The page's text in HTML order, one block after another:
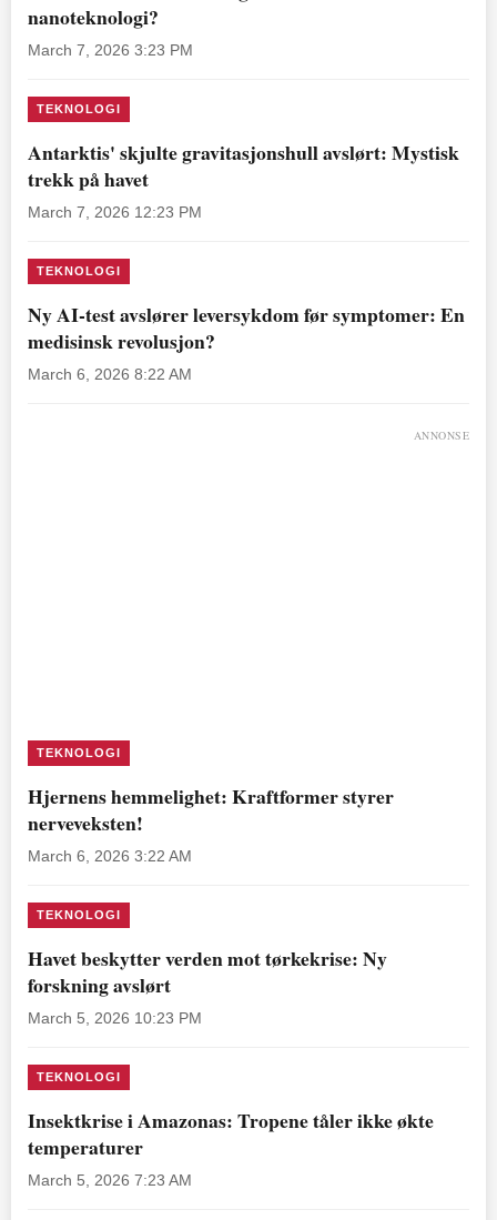
nanoteknologi?
March 7, 2026 3:23 PM
TEKNOLOGI
Antarktis' skjulte gravitasjonshull avslørt: Mystisk
trekk på havet
March 7, 2026 12:23 PM
TEKNOLOGI
Ny AI-test avslører leversykdom før symptomer: En
medisinsk revolusjon?
March 6, 2026 8:22 AM
ANNONSE
TEKNOLOGI
Hjernens hemmelighet: Kraftformer styrer
nerveveksten!
March 6, 2026 3:22 AM
TEKNOLOGI
Havet beskytter verden mot tørkekrise: Ny
forskning avslørt
March 5, 2026 10:23 PM
TEKNOLOGI
Insektkrise i Amazonas: Tropene tåler ikke økte
temperaturer
March 5, 2026 7:23 AM